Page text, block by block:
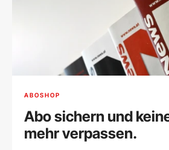
ABOSHOP
Abo sichern und
mehr verpassen.